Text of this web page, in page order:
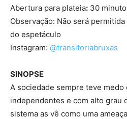
Abertura para plateia: 30
Observação: Não será
do espetáculo
Instagram: @transitoriabruxas
SINOPSE
A sociedade sempre teve
independentes e com alto grau
sistema as vê como uma